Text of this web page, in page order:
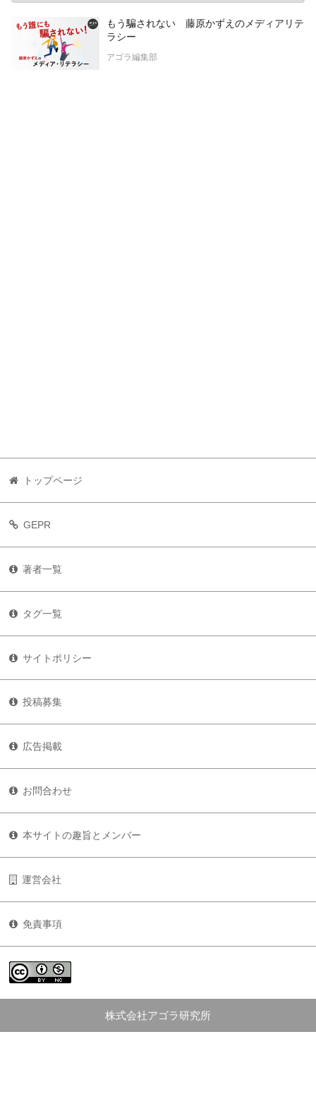
もう騙されない 藤原かずえのメディアリテ
ラシー
アゴラ編集部
トップページ
GEPR
著者一覧
タグ一覧
サイトポリシー
投稿募集
広告掲載
お問合わせ
本サイトの趣旨とメンバー
運営会社
免責事項
株式会社アゴラ研究所